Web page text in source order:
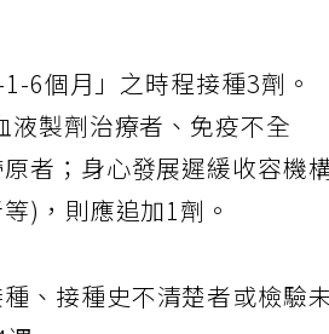
6個月」之時程接種3劑。
製劑治療者、免疫不全
者；身心發展遲緩收容機
)，則應追加1劑。
種、接種史不清楚者或檢驗